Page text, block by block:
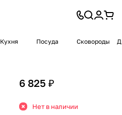
Кухня Посуда Сковороды
6 825 ₽
Нет в наличии